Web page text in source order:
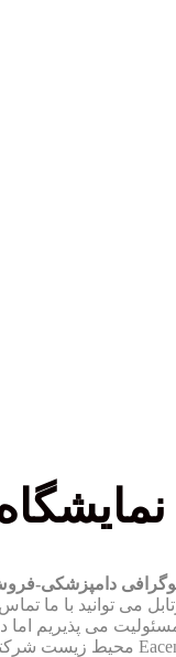
دامپزشکی-